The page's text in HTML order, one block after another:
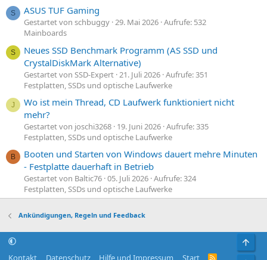
S ASUS TUF Gaming
Gestartet von schbuggy 29. Mai 2026 Aufrufe: 532
Mainboards
S
Neues SSD Benchmark Programm (AS SSD und
CrystalDiskMark Alternative)
Gestartet von SSD-Expert 21. Juli 2026 Aufrufe: 351
Festplatten, SSDs und optische Laufwerke
J
Wo ist mein Thread, CD Laufwerk funktioniert nicht
mehr?
Gestartet von joschi3268 19. Juni 2026 Aufrufe: 335
Festplatten, SSDs und optische Laufwerke
B
Booten und Starten von Windows dauert mehre Minuten
- Festplatte dauerhaft in Betrieb
Gestartet von Baltic76 05. Juli 2026 Aufrufe: 324
Festplatten, SSDs und optische Laufwerke
Ankündigungen, Regeln und Feedback
Kontakt Datenschutz Hilfe und Impressum Start R